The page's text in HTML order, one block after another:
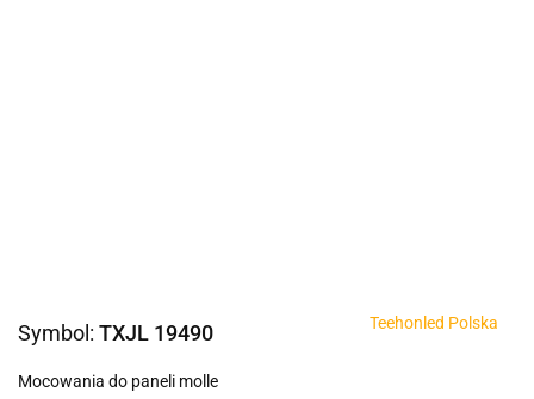
Symbol: TXJL 19490 Teehonled Polska
Mocowania do paneli molle